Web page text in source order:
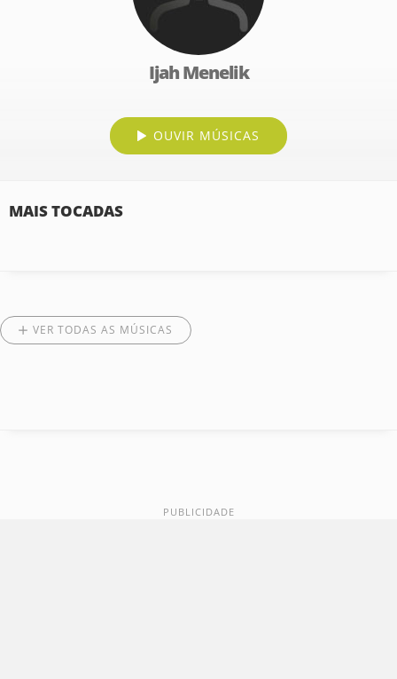
Ijah Menelik
OUVIR MÚSICAS
MAIS TOCADAS
VER TODAS AS MÚSICAS